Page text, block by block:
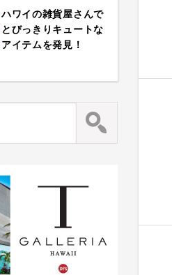
LIFE
ハワイの雑貨屋さんで
とびっきりキュートな
アイテムを発見！